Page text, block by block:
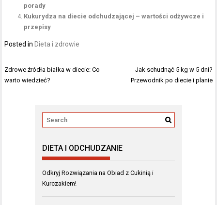
porady
Kukurydza na diecie odchudzającej – wartości odżywcze i
przepisy
Posted in Dieta i zdrowie
Nawigacja
wpisu
Zdrowe źródła białka w diecie: Co
warto wiedzieć?
Jak schudnąć 5 kg w 5 dni?
Przewodnik po diecie i planie
DIETA I ODCHUDZANIE
Odkryj Rozwiązania na Obiad z Cukinią i
Kurczakiem!